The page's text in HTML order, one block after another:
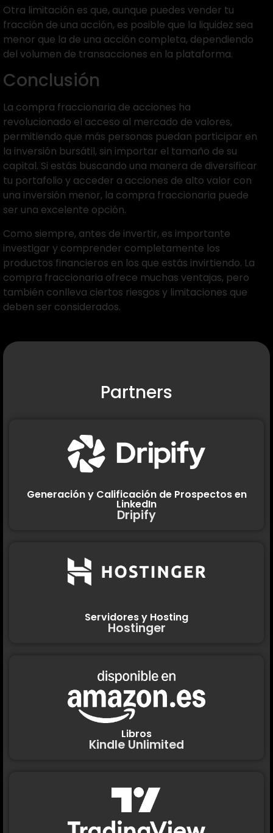
Otra limitación es que, aunque puedes vender tu
fracción de una acción, es posible que la liquidez sea
menor que la de una acción completa, dependiendo
del volumen de transacciones en la plataforma.
Conclusión
La compra fraccionaria de acciones ha
revolucionado el acceso al mercado de valores,
permitiendo que más personas puedan participar en
la inversión bursátil, sin importar el tamaño de su
capital. Si estás buscando una manera de diversificar
tu portafolio y acceder a acciones de alto valor con
una inversión menor, la compra fraccionaria puede
ser una excelente opción.
Como siempre, antes de invertir, es importante
investigar y comprender completamente los
productos financieros en los que estás invirtiendo. La
compra fraccionaria ofrece muchas ventajas, pero
también conlleva ciertos riesgos y limitaciones que
deben ser considerados.
Partners
Generación y Calificación de Prospectos en
LinkedIn
Dripify
Servidores y Hosting
Hostinger
Libros
Kindle Unlimited